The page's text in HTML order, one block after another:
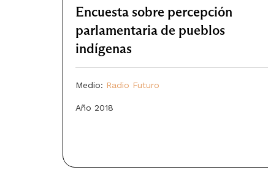
Encuesta sobre percepción
parlamentaria de pueblos
indígenas
Medio: Radio Futuro
Año 2018